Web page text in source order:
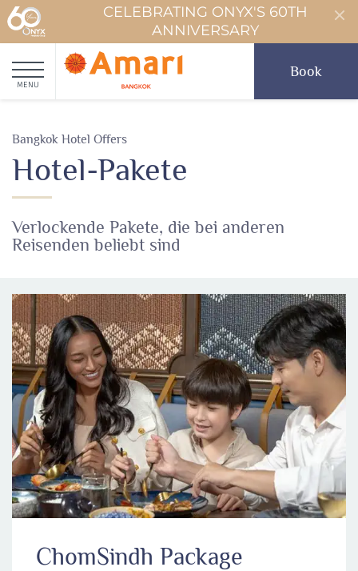
CELEBRATING ONYX'S 60TH
ANNIVERSARY
MENU
Book
Bangkok Hotel Offers
Hotel-Pakete
Verlockende Pakete, die bei anderen
Reisenden beliebt sind
ChomSindh Package